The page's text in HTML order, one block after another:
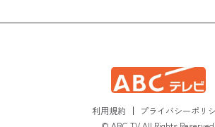
利用規約
プライバシーポリ